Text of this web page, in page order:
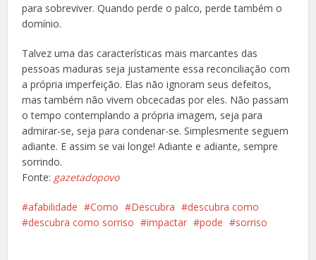
para sobreviver. Quando perde o palco, perde também o
domínio.
Talvez uma das características mais marcantes das
pessoas maduras seja justamente essa reconciliação com
a própria imperfeição. Elas não ignoram seus defeitos,
mas também não vivem obcecadas por eles. Não passam
o tempo contemplando a própria imagem, seja para
admirar-se, seja para condenar-se. Simplesmente seguem
adiante. E assim se vai longe! Adiante e adiante, sempre
sorrindo.
Fonte: gazetadopovo
afabilidade Como Descubra
descubra como
descubra como sorriso
impactar pode sorriso